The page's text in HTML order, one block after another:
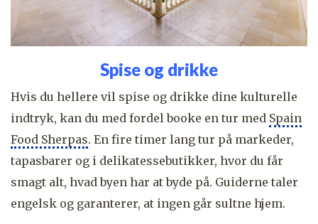
Spise og drikke
Hvis du hellere vil spise og drikke dine kulturelle
indtryk, kan du med fordel booke en tur med Spain
Food Sherpas. En fire timer lang tur på markeder,
tapasbarer og i delikatessebutikker, hvor du får
smagt alt, hvad byen har at byde på. Guiderne taler
engelsk og garanterer, at ingen går sultne hjem.